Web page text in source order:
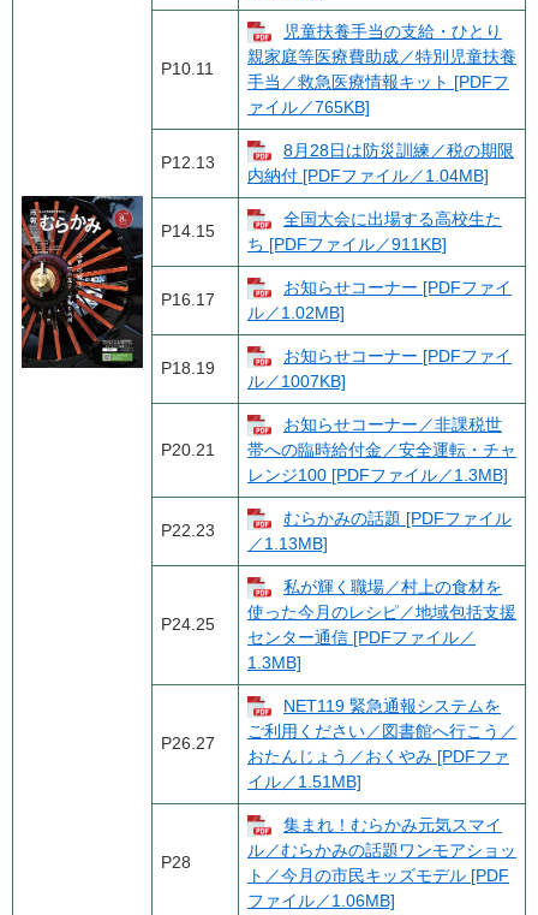
P10.11
児童扶養手当の支給・ひとり
親家庭等医療費助成／特別児童扶養
手当／救急医療情報キット [PDFフ
ァイル／765KB]
P12.13
8月28日は防災訓練／税の期限
内納付 [PDFファイル／1.04MB]
P14.15
全国大会に出場する高校生た
ち [PDFファイル／911KB]
P16.17
お知らせコーナー [PDFファイ
ル／1.02MB]
P18.19
お知らせコーナー [PDFファイ
ル／1007KB]
P20.21
お知らせコーナー／非課税世
帯への臨時給付金／安全運転・チャ
レンジ100 [PDFファイル／1.3MB]
P22.23
むらかみの話題 [PDFファイル
／1.13MB]
P24.25
私が輝く職場／村上の食材を
使った今月のレシピ／地域包括支援
センター通信 [PDFファイル／
1.3MB]
P26.27
NET119 緊急通報システムを
ご利用ください／図書館へ行こう／
おたんじょう／おくやみ [PDFファ
イル／1.51MB]
P28
集まれ！むらかみ元気スマイ
ル／むらかみの話題ワンモアショッ
ト／今月の市民キッズモデル [PDF
ファイル／1.06MB]